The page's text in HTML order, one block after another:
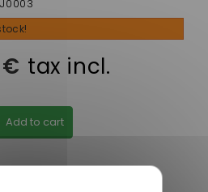
€ tax incl.
Add to cart